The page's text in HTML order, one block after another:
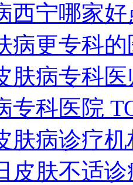
西宁哪家好
病更专科的
肤病专科
专科医院
肤病诊疗
皮肤不适